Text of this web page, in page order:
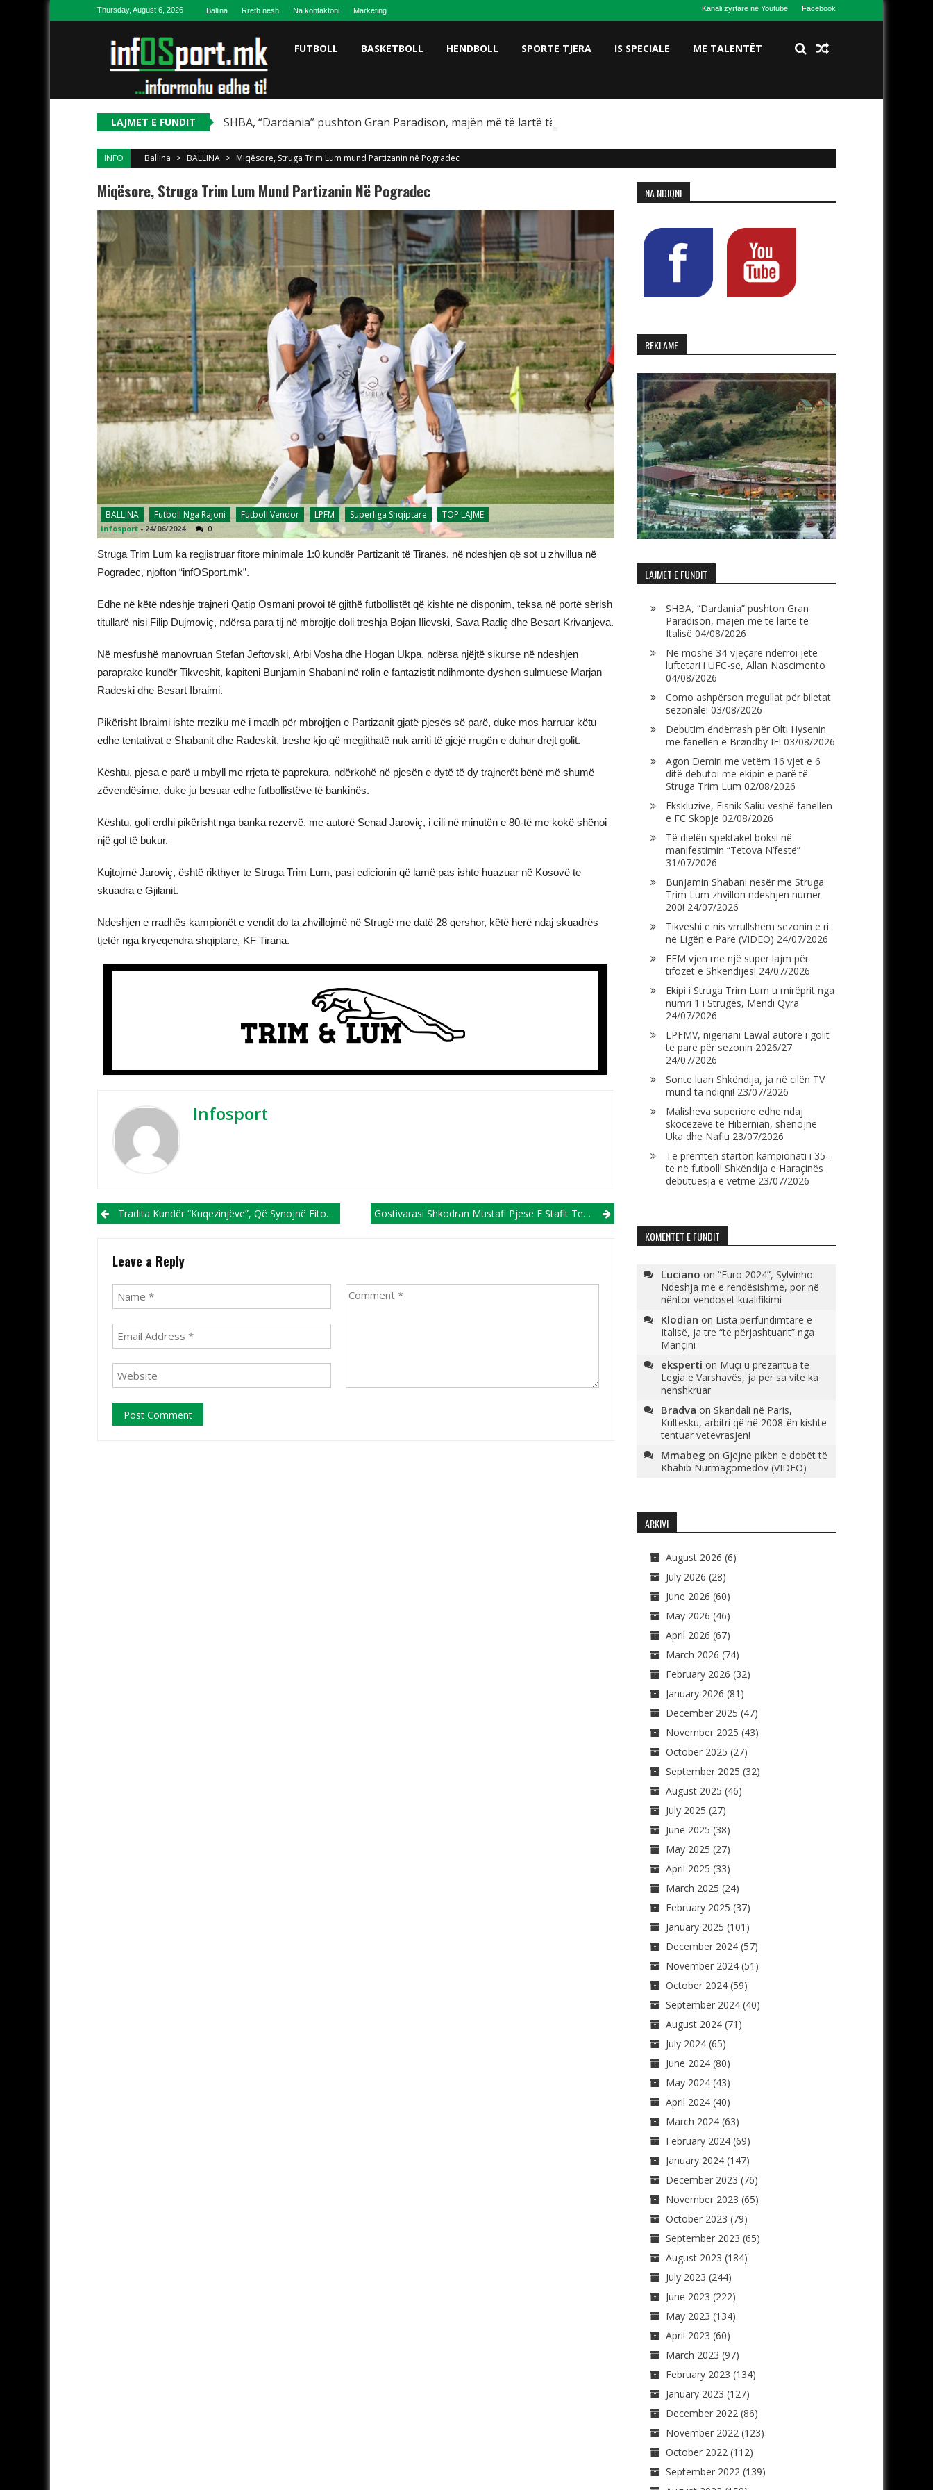
Skip to contentThursday, August 6, 2026 Ballina Rreth nesh Na kontaktoni Marketing Kanali zyrtarë në Youtube Facebook
FUTBOLL BASKETBOLL HENDBOLL SPORTE TJERA IS SPECIALE ME TALENTËT
LAJMET E FUNDIT SHBA, “Dardania” pushton Gran Paradison, majën më të lartë të Italisë
INFO Ballina > BALLINA > Miqësore, Struga Trim Lum mund Partizanin në Pogradec
Miqësore, Struga Trim Lum Mund Partizanin Në Pogradec
BALLINA Futboll Nga Rajoni Futboll Vendor LPFM Superliga Shqiptare TOP LAJME
infosport -24/06/2024 0
Struga Trim Lum ka regjistruar fitore minimale 1:0 kundër Partizanit të Tiranës, në ndeshjen që sot u zhvillua në
Pogradec, njofton “infOSport.mk”.
Edhe në këtë ndeshje trajneri Qatip Osmani provoi të gjithë futbollistët që kishte në disponim, teksa në portë sërish
titullarë nisi Filip Dujmoviç, ndërsa para tij në mbrojtje doli treshja Bojan Ilievski, Sava Radiç dhe Besart Krivanjeva.
Në mesfushë manovruan Stefan Jeftovski, Arbi Vosha dhe Hogan Ukpa, ndërsa njëjtë sikurse në ndeshjen
paraprake kundër Tikveshit, kapiteni Bunjamin Shabani në rolin e fantazistit ndihmonte dyshen sulmuese Marjan
Radeski dhe Besart Ibraimi.
Pikërisht Ibraimi ishte rreziku më i madh për mbrojtjen e Partizanit gjatë pjesës së parë, duke mos harruar këtu
edhe tentativat e Shabanit dhe Radeskit, treshe kjo që megjithatë nuk arriti të gjejë rrugën e duhur drejt golit.
Kështu, pjesa e parë u mbyll me rrjeta të paprekura, ndërkohë në pjesën e dytë të dy trajnerët bënë më shumë
zëvendësime, duke ju besuar edhe futbollistëve të bankinës.
Kështu, goli erdhi pikërisht nga banka rezervë, me autorë Senad Jaroviç, i cili në minutën e 80-të me kokë shënoi
një gol të bukur.
Kujtojmë Jaroviç, është rikthyer te Struga Trim Lum, pasi edicionin që lamë pas ishte huazuar në Kosovë te
skuadra e Gjilanit.
Ndeshjen e rradhës kampionët e vendit do ta zhvillojmë në Strugë me datë 28 qershor, këtë herë ndaj skuadrës
tjetër nga kryeqendra shqiptare, KF Tirana.
Infosport
Post navigation
Tradita Kundër “kuqezinjëve”, Që Synojnë Fitoren E Parë Historike Ndaj Spanjës Gostivarasi Shkodran Mustafi Pjesë E Stafit Teknik Te Gjermania
Leave a Reply
NA NDIQNI
REKLAMË
LAJMET E FUNDIT
SHBA, “Dardania” pushton Gran
Paradison, majën më të lartë të
Italisë 04/08/2026
Në moshë 34-vjeçare ndërroi jetë
luftëtari i UFC-së, Allan Nascimento
04/08/2026
Como ashpërson rregullat për biletat
sezonale! 03/08/2026
Debutim ëndërrash për Olti Hysenin
me fanellën e Brøndby IF! 03/08/2026
Agon Demiri me vetëm 16 vjet e 6
ditë debutoi me ekipin e parë të
Struga Trim Lum 02/08/2026
Ekskluzive, Fisnik Saliu veshë fanellën
e FC Skopje 02/08/2026
Të dielën spektakël boksi në
manifestimin “Tetova N’festë”
31/07/2026
Bunjamin Shabani nesër me Struga
Trim Lum zhvillon ndeshjen numër
200! 24/07/2026
Tikveshi e nis vrrullshëm sezonin e ri
në Ligën e Parë (VIDEO) 24/07/2026
FFM vjen me një super lajm për
tifozët e Shkëndijës! 24/07/2026
Ekipi i Struga Trim Lum u mirëprit nga
numri 1 i Strugës, Mendi Qyra
24/07/2026
LPFMV, nigeriani Lawal autorë i golit
të parë për sezonin 2026/27
24/07/2026
Sonte luan Shkëndija, ja në cilën TV
mund ta ndiqni! 23/07/2026
Malisheva superiore edhe ndaj
skocezëve të Hibernian, shënojnë
Uka dhe Nafiu 23/07/2026
Të premtën starton kampionati i 35-
të në futboll! Shkëndija e Haraçinës
debutuesja e vetme 23/07/2026
KOMENTET E FUNDIT
Luciano on “Euro 2024”, Sylvinho:
Ndeshja më e rëndësishme, por në
nëntor vendoset kualifikimi
Klodian on Lista përfundimtare e
Italisë, ja tre “të përjashtuarit” nga
Mançini
eksperti on Muçi u prezantua te
Legia e Varshavës, ja për sa vite ka
nënshkruar
Bradva on Skandali në Paris,
Kultesku, arbitri që në 2008-ën kishte
tentuar vetëvrasjen!
Mmabeg on Gjejnë pikën e dobët të
Khabib Nurmagomedov (VIDEO)
ARKIVI
August 2026 (6)
July 2026 (28)
June 2026 (60)
May 2026 (46)
April 2026 (67)
March 2026 (74)
February 2026 (32)
January 2026 (81)
December 2025 (47)
November 2025 (43)
October 2025 (27)
September 2025 (32)
August 2025 (46)
July 2025 (27)
June 2025 (38)
May 2025 (27)
April 2025 (33)
March 2025 (24)
February 2025 (37)
January 2025 (101)
December 2024(57)
November 2024(51)
October 2024(59)
September 2024(40)
August 2024(71)
July 2024(65)
June 2024(80)
May 2024(43)
April 2024(40)
March 2024(63)
February 2024(69)
January 2024(147)
December 2023 (76)
November 2023 (65)
October 2023 (79)
September 2023 (65)
August 2023 (184)
July 2023 (244)
June 2023 (222)
May 2023 (134)
April 2023 (60)
March 2023 (97)
February 2023 (134)
January 2023 (127)
December 2022(86)
November 2022(123)
October 2022(112)
September 2022(139)